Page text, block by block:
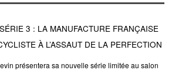
3 : LA MANUFACTURE FRANÇAISE
À L’ASSAUT DE LA PERFECTION
présentera sa nouvelle série limitée au salon